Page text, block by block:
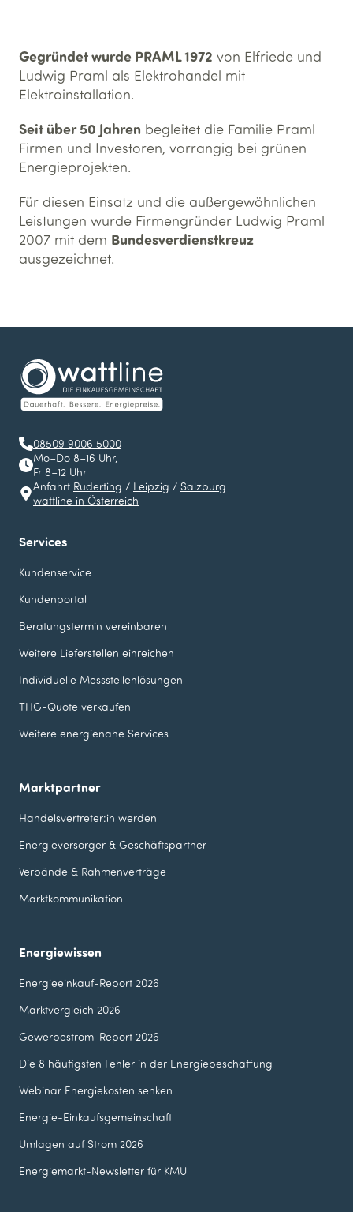
Gegründet wurde PRAML 1972 von Elfriede und
Ludwig Praml als Elektrohandel mit
Elektroinstallation.
Seit über 50 Jahren begleitet die Familie Praml
Firmen und Investoren, vorrangig bei grünen
Energieprojekten.
Für diesen Einsatz und die außergewöhnlichen
Leistungen wurde Firmengründer Ludwig Praml
2007 mit dem Bundesverdienstkreuz
ausgezeichnet.
08509 9006 5000
Mo–Do 8–16 Uhr,
Fr 8–12 Uhr
Anfahrt Ruderting / Leipzig / Salzburg
wattline in Österreich
Services
Kundenservice
Kundenportal
Beratungstermin vereinbaren
Weitere Lieferstellen einreichen
Individuelle Messstellen­lösungen
THG-Quote verkaufen
Weitere energienahe Services
Marktpartner
Handelsvertreter:in werden
Energieversorger & Geschäfts­partner
Verbände & Rahmenverträge
Marktkommunikation
Energiewissen
Energieeinkauf-Report 2026
Marktvergleich 2026
Gewerbestrom-Report 2026
Die 8 häufigsten Fehler in der Energie­beschaffung
Webinar Energie­kosten senken
Energie-Einkaufsgemeinschaft
Umlagen auf Strom 2026
Energiemarkt-Newsletter für KMU